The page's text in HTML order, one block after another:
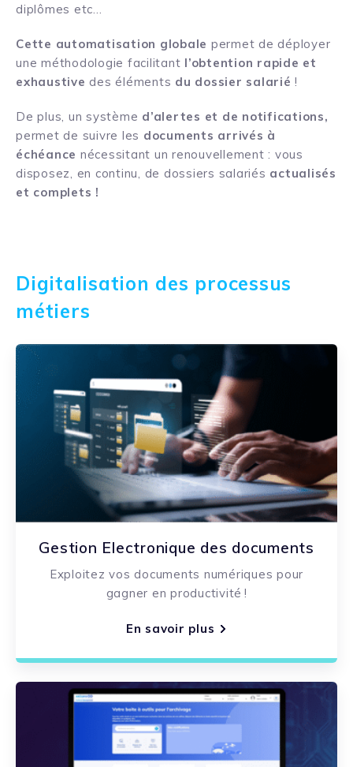
diplômes etc…
Cette automatisation globale permet de déployer
une méthodologie facilitant l’obtention rapide et
exhaustive des éléments du dossier salarié !
De plus, un système d’alertes et de notifications,
permet de suivre les documents arrivés à
échéance nécessitant un renouvellement : vous
disposez, en continu, de dossiers salariés actualisés
et complets !
Digitalisation des processus
métiers
Gestion Electronique des documents
Exploitez vos documents numériques pour
gagner en productivité !
En savoir plus